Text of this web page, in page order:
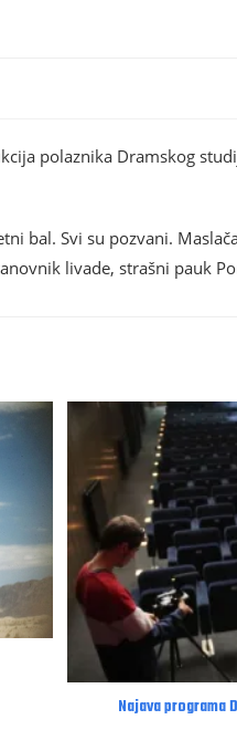
polaznika Dramskog
bal. Svi su pozvani.
livade, strašni pauk
Najava programa